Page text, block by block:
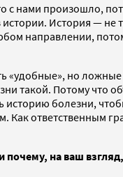
с нами произошло,
История — не
направлении,
«удобные», но
такой. Потому что
болезни,
Как ответственным
почему, на ваш